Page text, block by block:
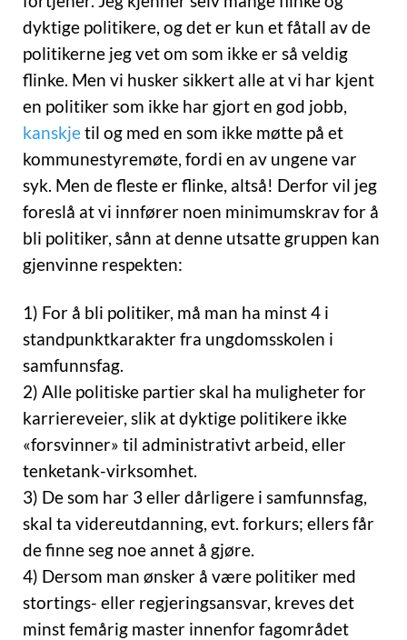
dyktige politikere, og det er kun et fåtall av de
politikerne jeg vet om som ikke er så veldig
flinke. Men vi husker sikkert alle at vi har kjent
en politiker som ikke har gjort en god jobb,
kanskjetil og med en som ikke møtte på et
kommunestyremøte, fordi en av ungene var
syk. Men de fleste er flinke, altså! Derfor vil jeg
foreslå at vi innfører noen minimumskrav for å
bli politiker, sånn at denne utsatte gruppen kan
gjenvinne respekten:
1) For å bli politiker, må man ha minst 4 i
standpunktkarakter fra ungdomsskolen i
samfunnsfag.
2) Alle politiske partier skal ha muligheter for
karriereveier, slik at dyktige politikere ikke
«forsvinner» til administrativt arbeid, eller
tenketank-virksomhet.
3) De som har 3 eller dårligere i samfunnsfag,
skal ta videreutdanning, evt. forkurs; ellers får
de finne seg noe annet å gjøre.
4) Dersom man ønsker å være politiker med
stortings- eller regjeringsansvar, kreves det
minst femårig master innenfor fagområdet